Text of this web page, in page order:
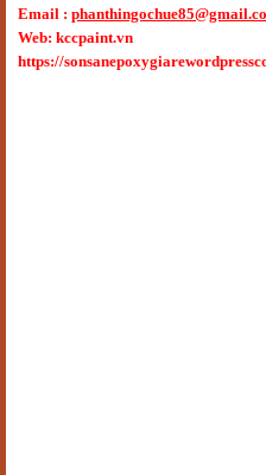
Email :
Web: kccpaint.vn
https://